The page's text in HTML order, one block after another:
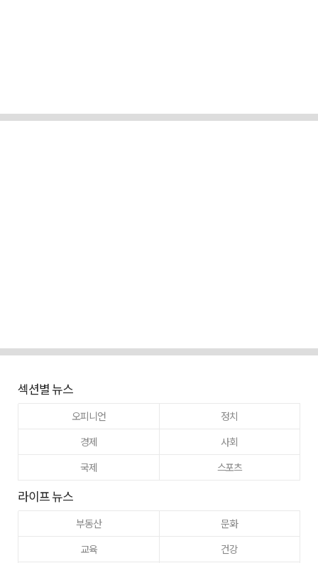
섹션별 뉴스
오피니언
정치
경제
사회
국제
스포츠
라이프 뉴스
부동산
문화
교육
건강